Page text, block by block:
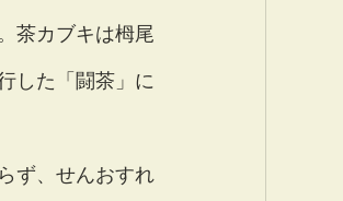
茶カブキは栂尾
した「闘茶」に
ず、せんおすれ